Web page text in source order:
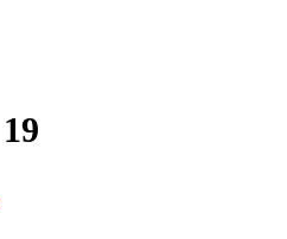
19